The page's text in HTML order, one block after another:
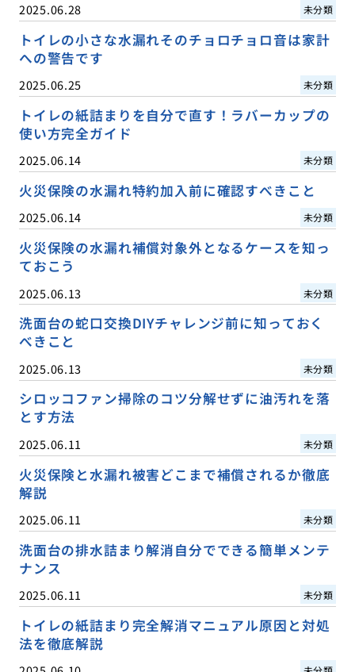
2025.06.28 未分類
トイレの小さな水漏れそのチョロチョロ音は家計
への警告です
2025.06.25 未分類
トイレの紙詰まりを自分で直す！ラバーカップの
使い方完全ガイド
2025.06.14 未分類
火災保険の水漏れ特約加入前に確認すべきこと
2025.06.14 未分類
火災保険の水漏れ補償対象外となるケースを知っ
ておこう
2025.06.13 未分類
洗面台の蛇口交換DIYチャレンジ前に知っておく
べきこと
2025.06.13 未分類
シロッコファン掃除のコツ分解せずに油汚れを落
とす方法
2025.06.11 未分類
火災保険と水漏れ被害どこまで補償されるか徹底
解説
2025.06.11 未分類
洗面台の排水詰まり解消自分でできる簡単メンテ
ナンス
2025.06.11 未分類
トイレの紙詰まり完全解消マニュアル原因と対処
法を徹底解説